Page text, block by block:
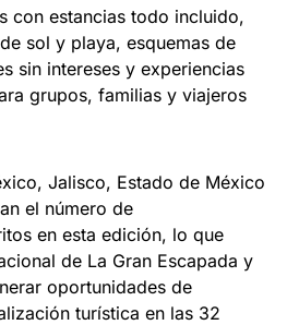
con estancias todo incluido,
sol y playa, esquemas de
sin intereses y experiencias
grupos, familias y viajeros
Jalisco, Estado de México
el número de
en esta edición, lo que
de La Gran Escapada y
oportunidades de
turística en las 32